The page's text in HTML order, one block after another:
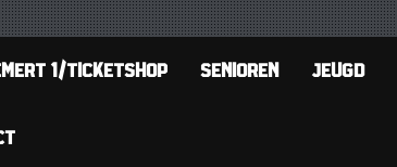
1/TICKETSHOP SENIOREN JEUGD